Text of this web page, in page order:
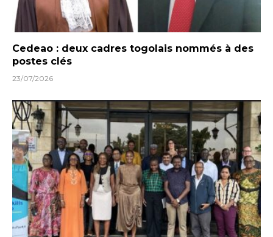
Cedeao : deux cadres togolais nommés à des
postes clés
23/07/2026